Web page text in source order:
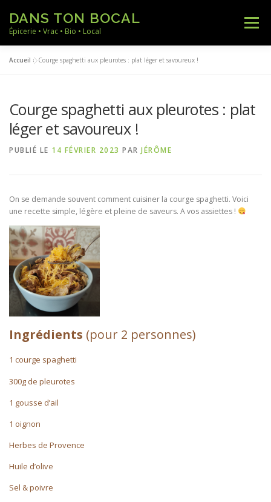
contenu
DANS TON BOCAL
Épicerie • Vrac • Bio • Local
Menu
NOTRE ACTUALITÉ A PROPOS CONTACT
Accueil »Courge spaghetti aux pleurotes : plat léger et savoureux !
Courge spaghetti aux pleurotes : plat
léger et savoureux !
PUBLIÉ LE 14 FÉVRIER 2023 PAR JÉRÔME
On se demande souvent comment cuisiner la courge spaghetti. Voici
une recette simple, légère et pleine de saveurs. A vos assiettes !
Ingrédients (pour 2 personnes)
1 courge spaghetti
300g de pleurotes
1 gousse d’ail
1 oignon
Herbes de Provence
Huile d’olive
Sel & poivre